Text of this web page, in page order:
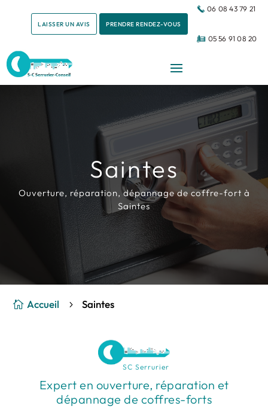
LAISSER UN AVIS PRENDRE RENDEZ-VOUS
06 08 43 79 21
05 56 91 08 20
Saintes
Ouverture, réparation, dépannage de coffre-fort à
Saintes
 Accueil 5 Saintes
SC Serrurier
Expert en ouverture, réparation et
dépannage de coffres-forts